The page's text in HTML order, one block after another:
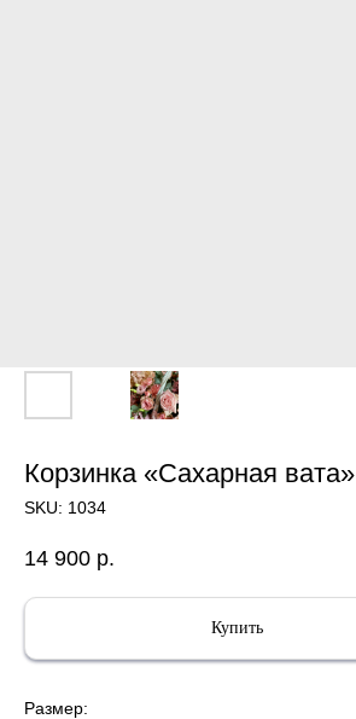
Корзинка «Сахарная вата»
SKU: 1034
14 900 р.
Купить
Размер: